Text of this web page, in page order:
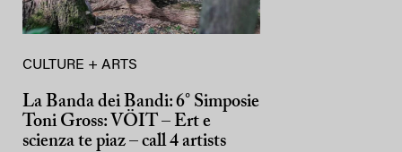
CULTURE + ARTS
La Banda dei Bandi: 6° Simposie
Toni Gross: VÖIT – Ert e
scienza te piaz – call 4 artists